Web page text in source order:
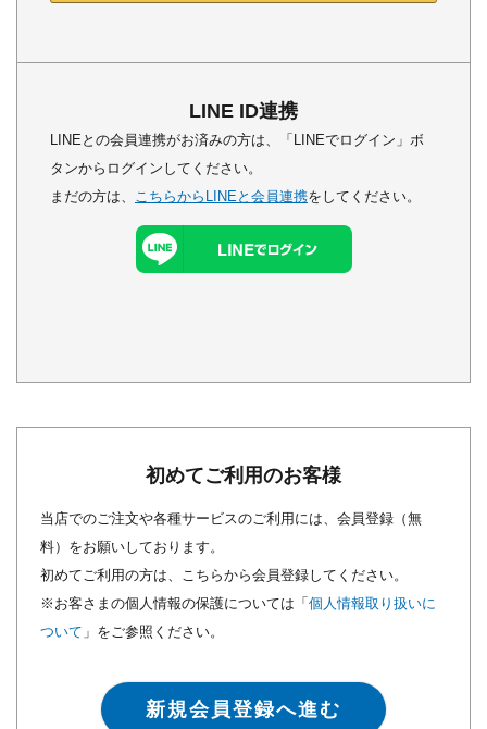
LINE ID連携
LINEとの会員連携がお済みの方は、「LINEでログイン」ボ
タンからログインしてください。
まだの方は、 こちらからLINEと会員連携をしてください。
初めてご利用のお客様
当店でのご注文や各種サービスのご利用には、会員登録（無
料）をお願いしております。
初めてご利用の方は、こちらから会員登録してください。
※お客さまの個人情報の保護については「 個人情報取り扱いに
ついて 」をご参照ください。
新規会員登録へ進む